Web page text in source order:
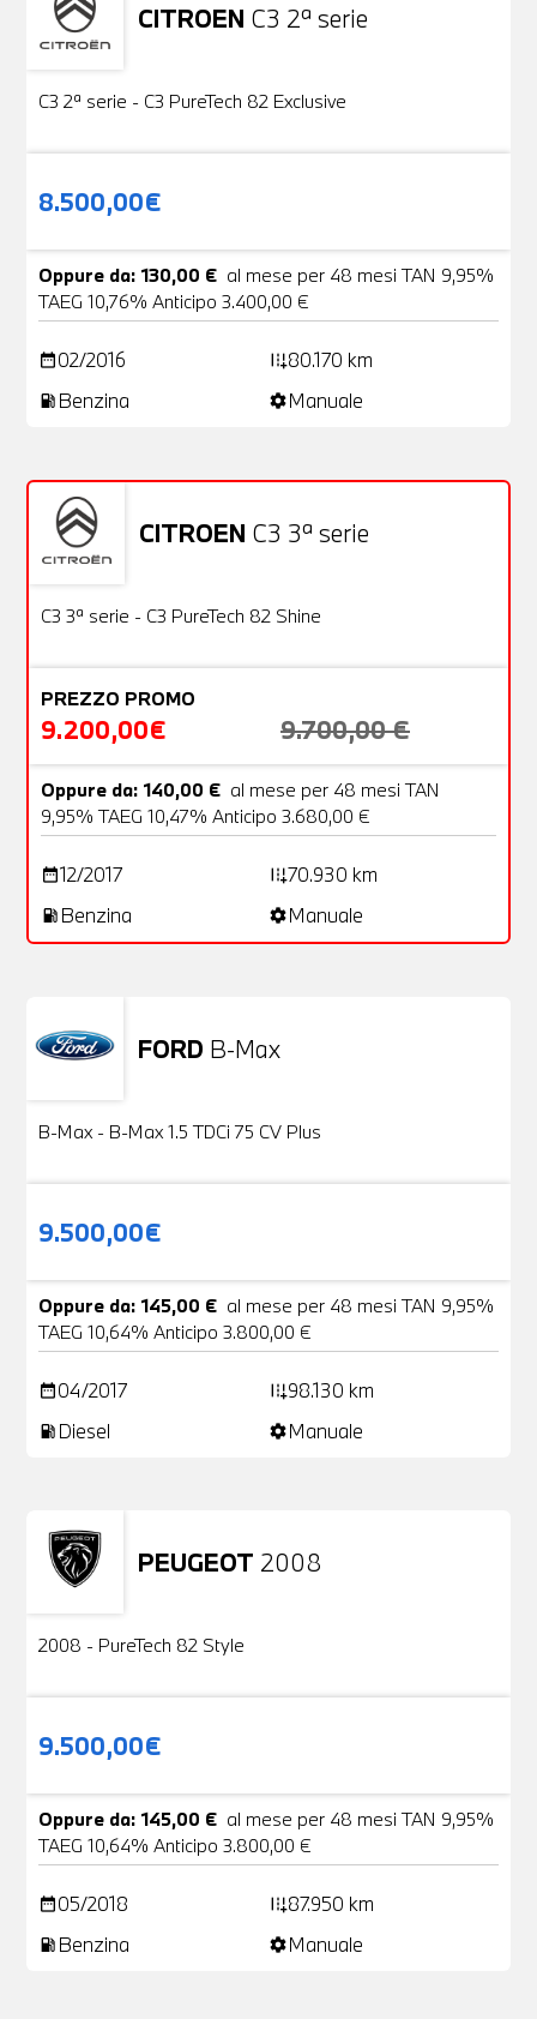
CITROEN C3 2ª serie
Usato
C3 2ª serie - C3 PureTech 82 Exclusive
8.500,00€
Oppure da: 130,00 € al mese per 48 mesi TAN 9,95%
TAEG 10,76% Anticipo 3.400,00 €
date_range02/2016 add_road80.170 km
local_gas_station Benzina settingsManuale
CITROEN C3 3ª serie
OFFERTA
Usato
C3 3ª serie - C3 PureTech 82 Shine
PREZZO PROMO
9.200,00€ 9.700,00 €
Oppure da: 140,00 € al mese per 48 mesi TAN
9,95% TAEG 10,47% Anticipo 3.680,00 €
date_range12/2017 add_road70.930 km
local_gas_station Benzina settingsManuale
FORD B-Max
B-Max - B-Max 1.5 TDCi 75 CV Plus
9.500,00€
Oppure da: 145,00 € al mese per 48 mesi TAN 9,95%
TAEG 10,64% Anticipo 3.800,00 €
date_range04/2017 add_road98.130 km
local_gas_station Diesel settingsManuale
PEUGEOT 2008
Usato
2008 - PureTech 82 Style
9.500,00€
Oppure da: 145,00 € al mese per 48 mesi TAN 9,95%
TAEG 10,64% Anticipo 3.800,00 €
date_range05/2018 add_road87.950 km
local_gas_station Benzina settingsManuale